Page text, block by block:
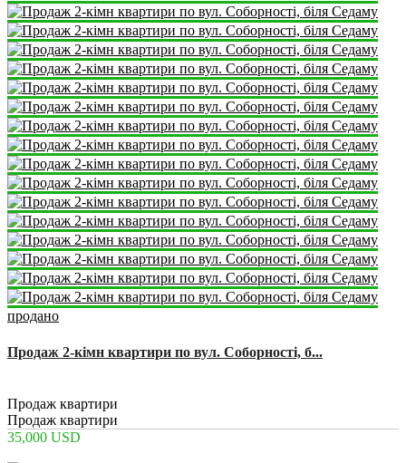
продано
Продаж 2-кімн квартири по вул. Соборності, б...
Продаж квартири
Продаж квартири
35,000 USD